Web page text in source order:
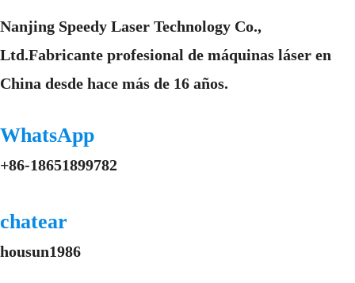
Nanjing Speedy Laser Technology Co.,
Ltd.Fabricante profesional de máquinas láser en
China desde hace más de 16 años.
WhatsApp
+86-18651899782
chatear
housun1986